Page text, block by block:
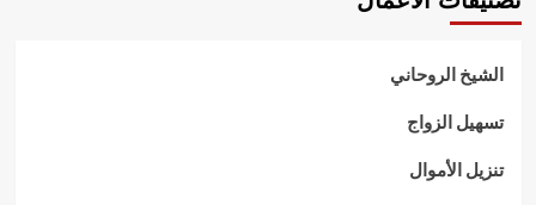
الشيخ الروحاني
تسهيل الزواج
تنزيل الأموال